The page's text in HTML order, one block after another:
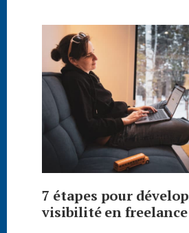
7 étapes pour
visibilité en freelance